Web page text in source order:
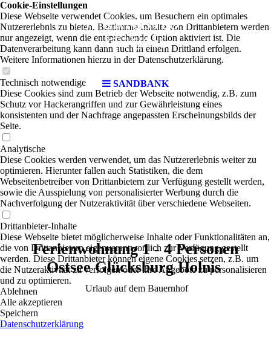
SANDBANK
Ferienwohnung 1 - 4 Personen
Ostsee Glücksburg Holnis
Urlaub auf dem Bauernhof
Cookie-Einstellungen
Diese Webseite verwendet Cookies, um Besuchern ein optimales
Nutzererlebnis zu bieten. Bestimmte Inhalte von Drittanbietern werden
nur angezeigt, wenn die entsprechende Option aktiviert ist. Die
Datenverarbeitung kann dann auch in einem Drittland erfolgen.
Weitere Informationen hierzu in der Datenschutzerklärung.
Technisch notwendige
Diese Cookies sind zum Betrieb der Webseite notwendig, z.B. zum
Schutz vor Hackerangriffen und zur Gewährleistung eines
konsistenten und der Nachfrage angepassten Erscheinungsbilds der
Seite.
Analytische
Diese Cookies werden verwendet, um das Nutzererlebnis weiter zu
optimieren. Hierunter fallen auch Statistiken, die dem
Webseitenbetreiber von Drittanbietern zur Verfügung gestellt werden,
sowie die Ausspielung von personalisierter Werbung durch die
Nachverfolgung der Nutzeraktivität über verschiedene Webseiten.
Drittanbieter-Inhalte
Diese Webseite bietet möglicherweise Inhalte oder Funktionalitäten an,
die von Drittanbietern eigenverantwortlich zur Verfügung gestellt
werden. Diese Drittanbieter können eigene Cookies setzen, z.B. um
die Nutzeraktivität zu verfolgen oder ihre Angebote zu personalisieren
und zu optimieren.
Ablehnen
Alle akzeptieren
Speichern
Datenschutzerklärung